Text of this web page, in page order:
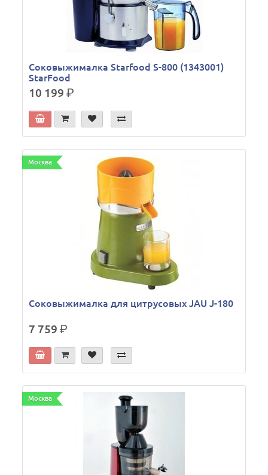
Соковыжималка Starfood S-800 (1343001)
StarFood
10 199р.
Москва
Соковыжималка для цитрусовых JAU J-180
7 759р.
Москва